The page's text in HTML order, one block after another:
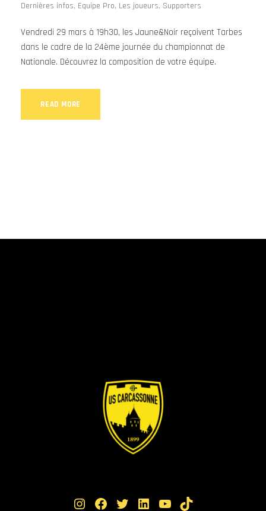
Dernières infos, Equipe Pro, Les joueurs, Supporters
Vendredi 29 mars à 19h30, les Jaune&Noir reçoivent Tarbes
dans le cadre de la 24ème journée du championnat de
Nationale. Découvrez la composition de votre équipe.
READ MORE
Instagram Facebook Twitter LinkedIn YouTube TikTok